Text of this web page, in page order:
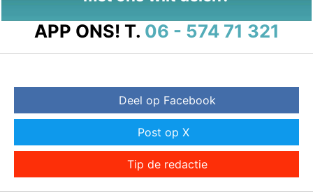
APP ONS! T. 06 - 574 71 321
Deel op Facebook
Post op X
Tip de redactie